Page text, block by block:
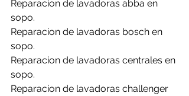
Reparacion de lavadoras abba en
sopo.
Reparacion de lavadoras bosch en
sopo.
Reparacion de lavadoras centrales en
sopo.
Reparacion de lavadoras challenger